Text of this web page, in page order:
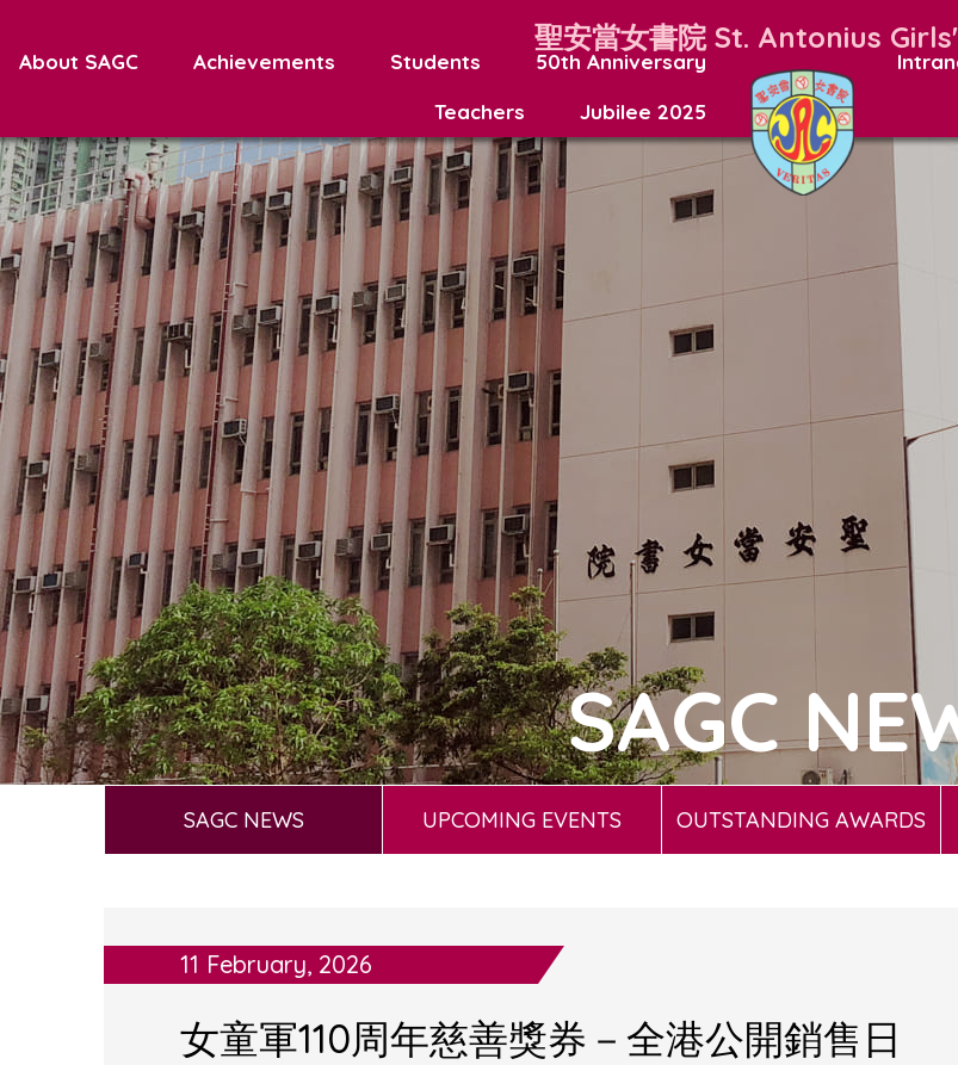
聖安當女書院 St. Antonius
About SAGC Achievements Students
50th Anniversary
Teachers
Jubilee 2025
SAGC
SAGC NEWS UPCOMING EVENTS OUTSTANDING AWARDS
11 February, 2026
女童軍110周年慈善獎券－全港公開銷售日